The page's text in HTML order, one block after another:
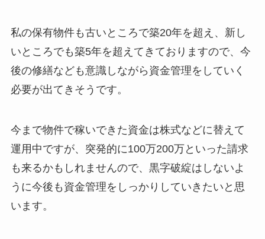
私の保有物件も古いところで築20年を超え、新し
いところでも築5年を超えてきておりますので、今
後の修繕なども意識しながら資金管理をしていく
必要が出てきそうです。
今まで物件で稼いできた資金は株式などに替えて
運用中ですが、突発的に100万200万といった請求
も来るかもしれませんので、黒字破綻はしないよ
うに今後も資金管理をしっかりしていきたいと思
います。